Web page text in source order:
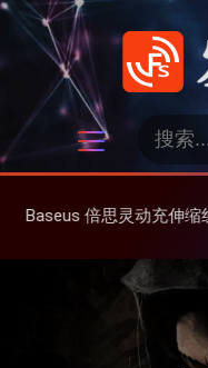
跳
发
：
电器 67W 3C，超耐用可伸缩线、氮化镓、3C多设备同时充